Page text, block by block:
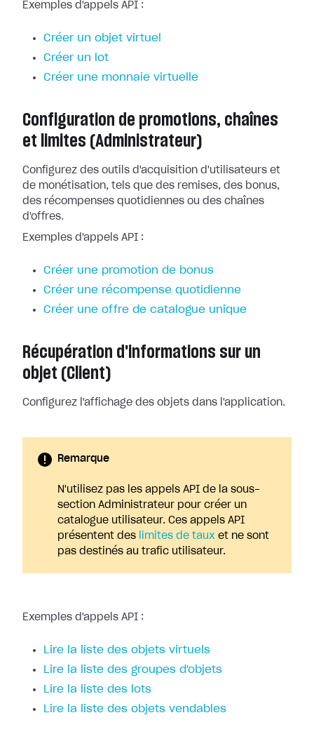
Exemples d'appels API :
Créer un objet virtuel
Créer un lot
Créer une monnaie virtuelle
Configuration de promotions, chaînes
et limites (Administrateur)
Configurez des outils d'acquisition d'utilisateurs et
de monétisation, tels que des remises, des bonus,
des récompenses quotidiennes ou des chaînes
d'offres.
Exemples d'appels API :
Créer une promotion de bonus
Créer une récompense quotidienne
Créer une offre de catalogue unique
Récupération d'informations sur un
objet (Client)
Configurez l'affichage des objets dans l'application.
Remarque
N'utilisez pas les appels API de la sous-
section Administrateur pour créer un
catalogue utilisateur. Ces appels API
présentent des
limites de taux et ne sont
pas destinés au trafic utilisateur.
Exemples d'appels API :
Lire la liste des objets virtuels
Lire la liste des groupes d'objets
Lire la liste des lots
Lire la liste des objets vendables